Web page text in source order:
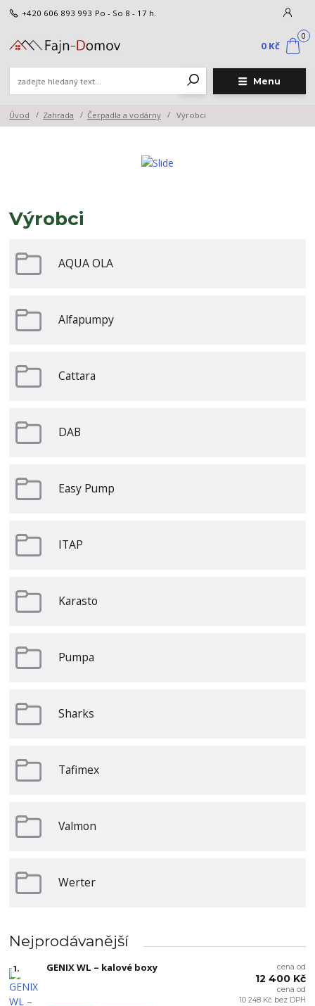
Menu
+420 606 893 993 Po - So 8 - 17 h.
0
0 Kč
Úvod Zahrada Čerpadla a vodárny Výrobci
Výrobci
AQUA OLA
Alfapumpy
Cattara
DAB
Easy Pump
ITAP
Karasto
Pumpa
Sharks
Tafimex
Valmon
Werter
Nejprodávanější
1. GENIX WL – kalové boxy cena od
12 400 Kč
cena od
10 248 Kč bez DPH